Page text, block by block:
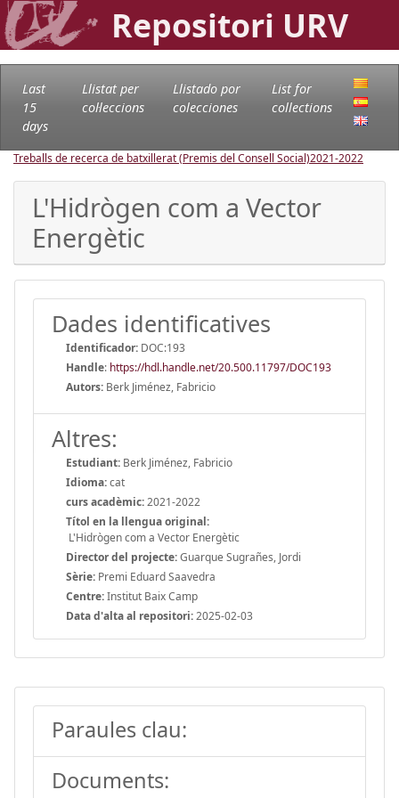
Repositori URV
Last
15
days
Llistat per
col·leccions
Llistado por
colecciones
List for
collections
Treballs de recerca de batxillerat (Premis del Consell Social)2021-2022
L'Hidrògen com a Vector
Energètic
Dades identificatives
Identificador: DOC:193
Handle: https://hdl.handle.net/20.500.11797/DOC193
Autors: Berk Jiménez, Fabricio
Altres:
Estudiant: Berk Jiménez, Fabricio
Idioma:cat
curs acadèmic:2021-2022
Títol en la llengua original:
L'Hidrògen com a Vector Energètic
Director del projecte:Guarque Sugrañes, Jordi
Sèrie: Premi Eduard Saavedra
Centre:Institut Baix Camp
Data d'alta al repositori:2025-02-03
Paraules clau:
Documents: